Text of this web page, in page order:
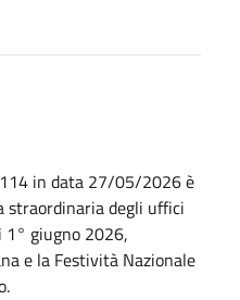
in data 27/05/2026 è
straordinaria degli uffici
giugno 2026,
e la Festività Nazionale